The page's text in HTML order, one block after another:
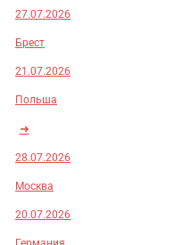
27.07.2026
Брест
21.07.2026
Польша
➜
28.07.2026
Москва
20.07.2026